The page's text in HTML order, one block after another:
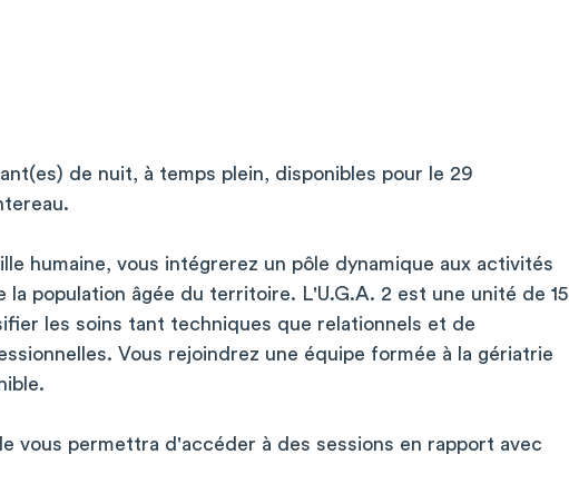
de nuit, à temps plein, disponibles pour le 29
humaine, vous intégrerez un pôle dynamique aux activités
la population âgée du territoire. L'U.G.A. 2 est une unité de 15
les soins tant techniques que relationnels et de
Vous rejoindrez une équipe formée à la gériatrie
vous permettra d'accéder à des sessions en rapport avec